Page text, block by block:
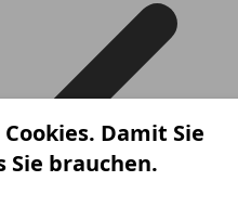
Damit Sie
Sie brauchen.